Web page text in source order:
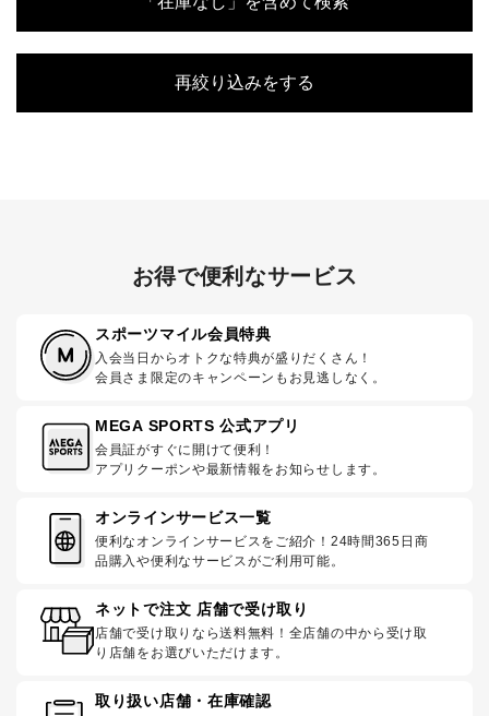
再絞り込みをする
お得で便利なサービス
スポーツマイル会員特典
入会当日からオトクな特典が盛りだくさん！
会員さま限定のキャンペーンもお見逃しなく。
MEGA SPORTS 公式アプリ
会員証がすぐに開けて便利！
アプリクーポンや最新情報をお知らせします。
オンラインサービス一覧
便利なオンラインサービスをご紹介！24時間365日商
品購入や便利なサービスがご利用可能。
ネットで注文 店舗で受け取り
店舗で受け取りなら送料無料！全店舗の中から受け取
り店舗をお選びいただけます。
取り扱い店舗・在庫確認